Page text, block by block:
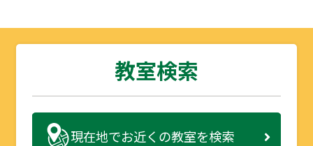
教室検索
現在地でお近くの教室を検索